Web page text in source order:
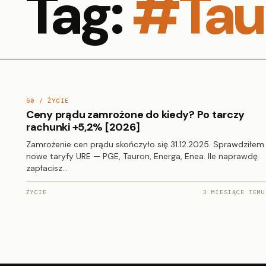
Tag:
50 / ŻYCIE
Ceny prądu zamrożone do kiedy? Po tarczy
rachunki +5,2% [2026]
Zamrożenie cen prądu skończyło się 31.12.2025. Sprawdziłem
nowe taryfy URE — PGE, Tauron, Energa, Enea. Ile naprawdę
zapłacisz…
ŻYCIE 3 MIESIĄCE TEMU